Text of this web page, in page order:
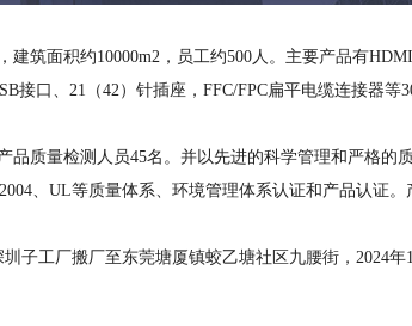
面积约10000m2，员工约500人。主要产品有HDMI
口、21（42）针插座，FFC/FPC扁平电缆连接器等
质量检测人员45名。并以先进的科学管理和严格的
、UL等质量体系、环境管理体系认证和产品认证
工厂搬厂至东莞塘厦镇蛟乙塘社区九腰街，2024
品的技术开发等；公司自成立以来，坚持“以质量求